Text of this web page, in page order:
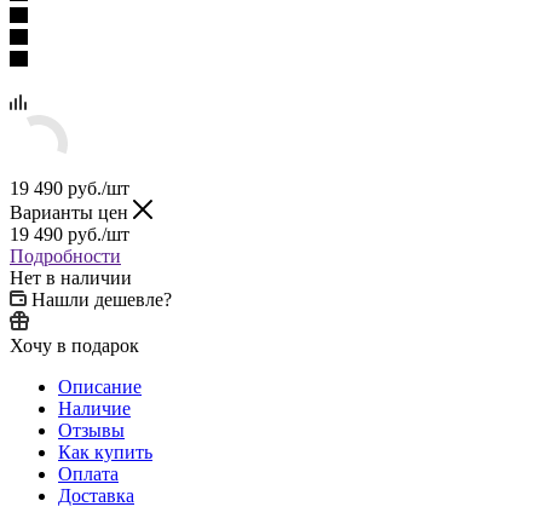
19 490 руб./шт
Варианты цен
19 490 руб./шт
Подробности
Нет в наличии
Нашли дешевле?
Хочу в подарок
Описание
Наличие
Отзывы
Как купить
Оплата
Доставка